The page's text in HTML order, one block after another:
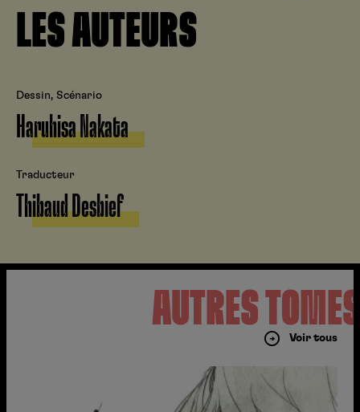
LES AUTEURS
Dessin, Scénario
Haruhisa Nakata
Traducteur
Thibaud Desbief
AUTRES
Voir tous